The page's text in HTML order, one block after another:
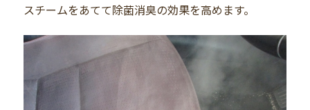
スチームをあてて除菌消臭の効果を高めます。